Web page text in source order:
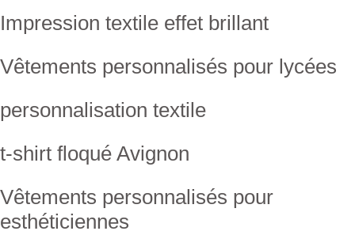
Impression textile effet brillant
Vêtements personnalisés pour lycées
personnalisation textile
t-shirt floqué Avignon
Vêtements personnalisés pour
esthéticiennes